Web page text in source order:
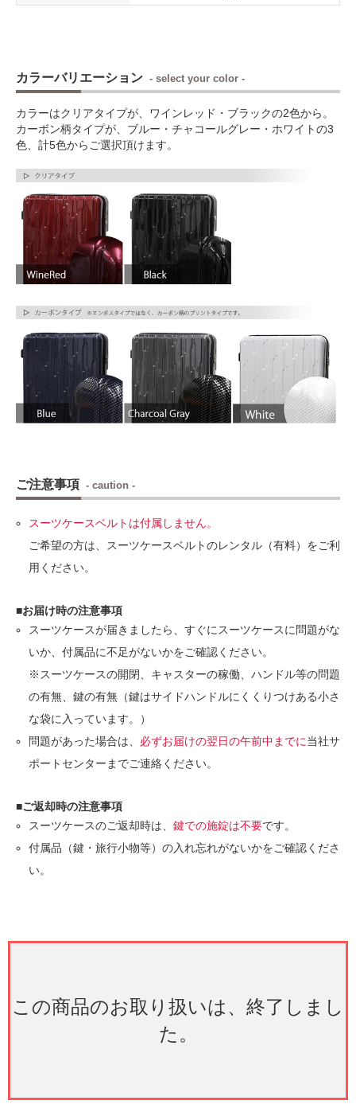
カラーバリエーション - select your color -
カラーはクリアタイプが、ワインレッド・ブラックの2色から。
カーボン柄タイプが、ブルー・チャコールグレー・ホワイトの3
色、計5色からご選択頂けます。
ご注意事項 - caution -
スーツケースベルトは付属しません。
ご希望の方は、スーツケースベルトのレンタル（有料）をご利
用ください。
■お届け時の注意事項
スーツケースが届きましたら、すぐにスーツケースに問題がな
いか、付属品に不足がないかをご確認ください。
※スーツケースの開閉、キャスターの稼働、ハンドル等の問題
の有無、鍵の有無（鍵はサイドハンドルにくくりつけある小さ
な袋に入っています。）
問題があった場合は、 必ずお届けの翌日の午前中までに当社サ
ポートセンターまでご連絡ください。
■ご返却時の注意事項
スーツケースのご返却時は、 鍵での施錠は不要です。
付属品（鍵・旅行小物等）の入れ忘れがないかをご確認くださ
い。
この商品のお取り扱いは、終了しまし
た。